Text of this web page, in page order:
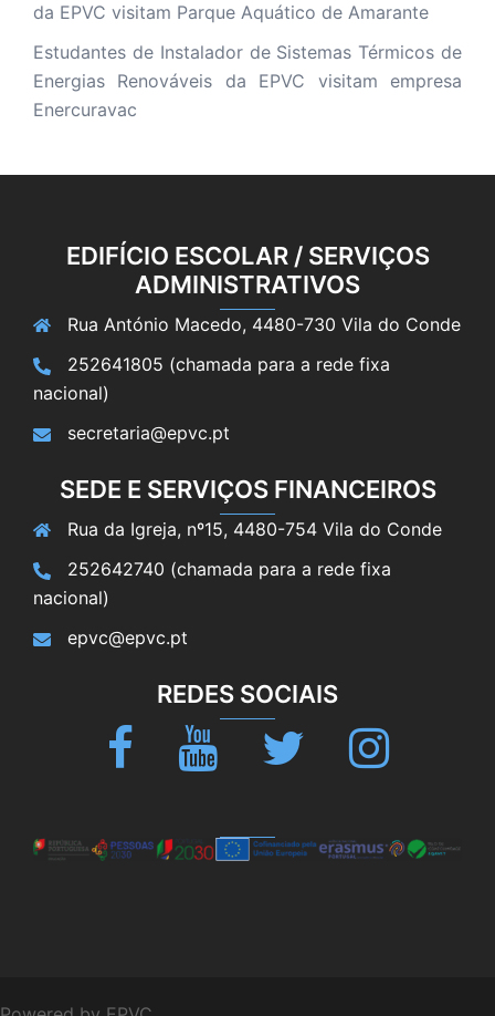
da EPVC visitam Parque Aquático de Amarante
Estudantes de Instalador de Sistemas Térmicos de
Energias Renováveis da EPVC visitam empresa
Enercuravac
EDIFÍCIO ESCOLAR / SERVIÇOS
ADMINISTRATIVOS
Rua António Macedo, 4480-730 Vila do Conde
252641805 (chamada para a rede fixa
nacional)
secretaria@epvc.pt
SEDE E SERVIÇOS FINANCEIROS
Rua da Igreja, nº15, 4480-754 Vila do Conde
252642740 (chamada para a rede fixa
nacional)
epvc@epvc.pt
REDES SOCIAIS
Facebook Youtube Twitter Instagram